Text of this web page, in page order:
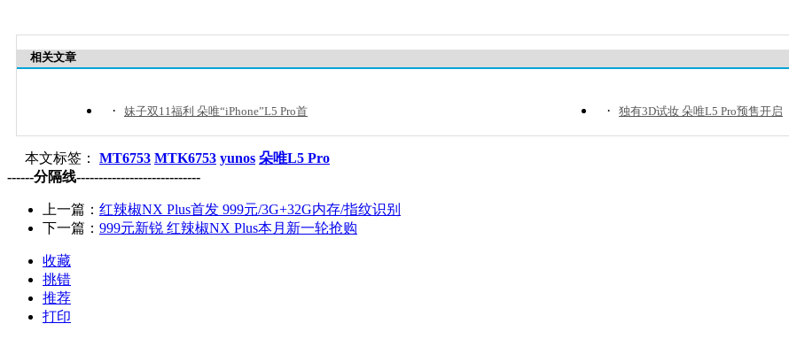
相关文章
· 妹子双11福利 朵唯“iPhone”L5 Pro首 · 独有3D试妆 朵唯L5 Pro预售开启
本文标签： MT6753 MTK6753 yunos 朵唯L5 Pro
------分隔线----------------------------
上一篇： 红辣椒NX Plus首发 999元/3G+32G内存/指纹识别
下一篇： 999元新锐 红辣椒NX Plus本月新一轮抢购
收藏
挑错
推荐
打印